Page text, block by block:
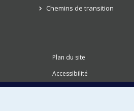
Chemins de transition
Plan du site
Accessibilité